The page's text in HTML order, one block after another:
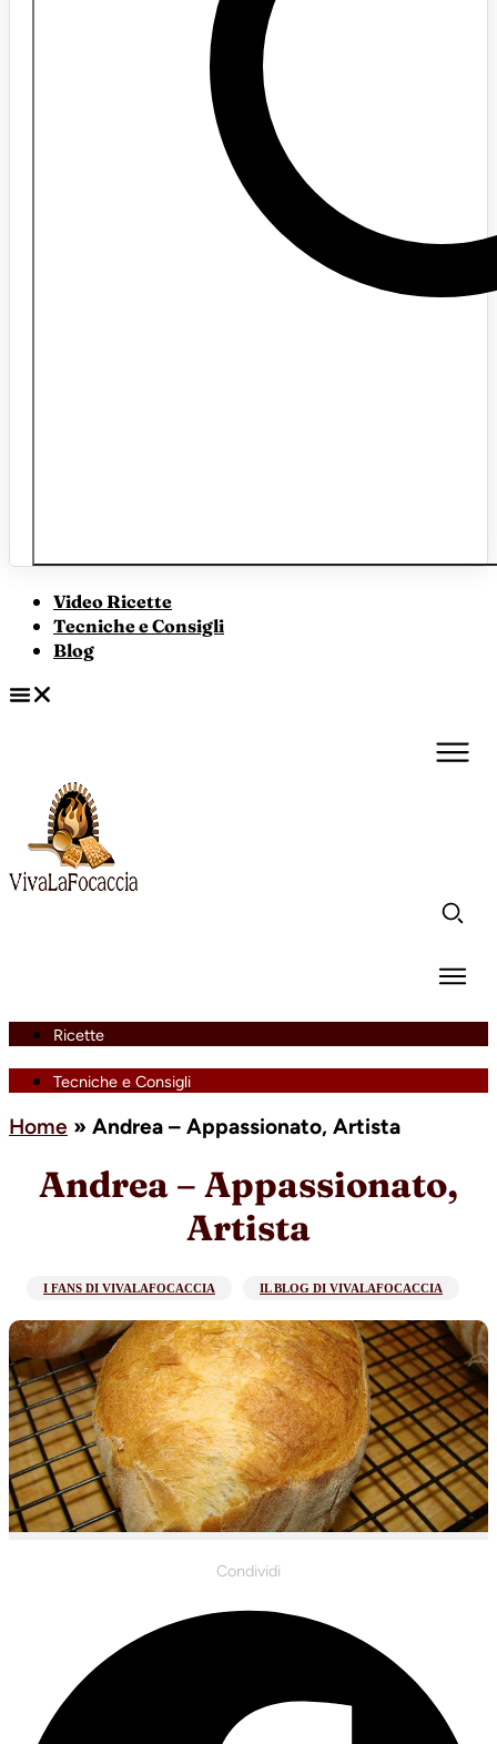
Video Ricette
Tecniche e Consigli
Blog
Ricette
Tecniche e Consigli
Home » Andrea – Appassionato, Artista
Andrea – Appassionato,
Artista
I FANS DI VIVALAFOCACCIA IL BLOG DI VIVALAFOCACCIA
Condividi